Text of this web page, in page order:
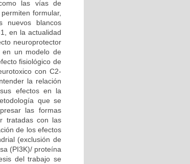
las vías de
formular,
nuevos blancos
en la actualidad
neuroprotector
en un modelo de
fisiológico de
con C2-
la relación
efectos en la
que se
las formas
tratadas con las
de los efectos
(exclusión de
(PI3K)/ proteína
del trabajo se